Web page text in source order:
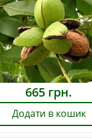
665 грн.
Додати в кошик